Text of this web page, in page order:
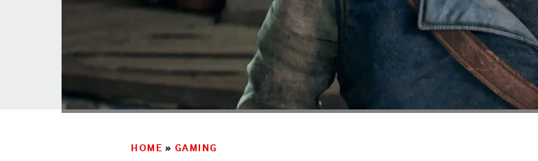
HOME » GAMING